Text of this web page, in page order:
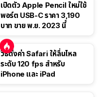
เปิดตัว Apple Pencil ใหม่ใช้
พอร์ต USB-C ราคา 3,190
บาท ขาย พ.ย. 2023 นี้
วิธีตั้งค่า Safari ให้ลื่นไหล
ระดับ 120 fps สำหรับ
iPhone และ iPad